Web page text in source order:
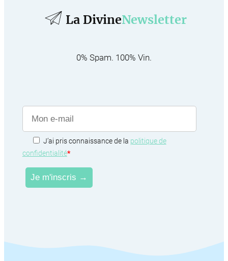
La DivineNewsletter
0% Spam. 100% Vin.
J’ai pris connaissance de la politique de
confidentialité*